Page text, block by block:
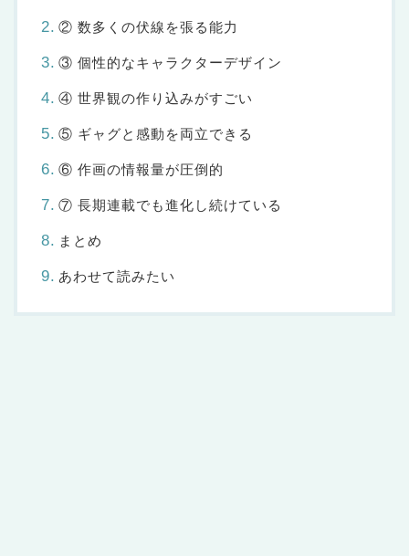
② 数多くの伏線を張る能力
③ 個性的なキャラクターデザイン
④ 世界観の作り込みがすごい
⑤ ギャグと感動を両立できる
⑥ 作画の情報量が圧倒的
⑦ 長期連載でも進化し続けている
まとめ
あわせて読みたい